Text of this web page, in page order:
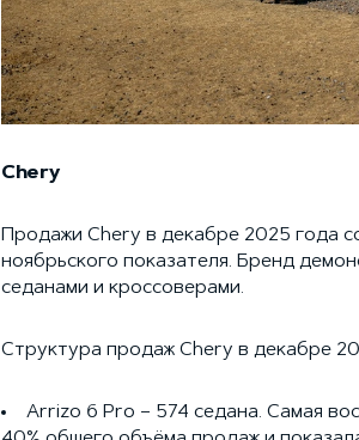
Chery
Продажи Chery в декабре 2025 года
ноябрьского показателя. Бренд
седанами и кроссоверами.
Структура продаж Chery в декабре
Arrizo 6 Pro – 574 седана. Самая